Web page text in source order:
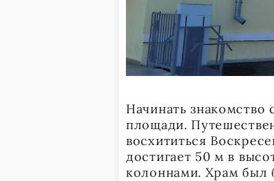
Начинать
площади.
восхититься
достигает 50 м в
колоннами. Храм был